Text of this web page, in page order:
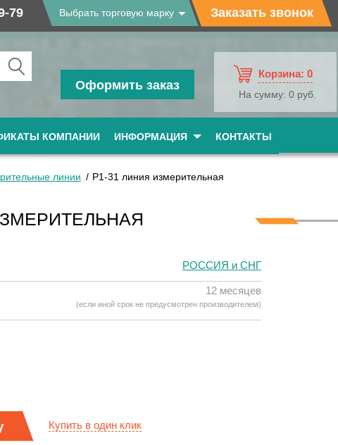
79 Выбрать торговую марку Заказать звонок
Оформить заказ
Корзина: 0
На сумму: 0 руб.
КОМПАНИИ ИНФОРМАЦИЯ КОНТАКТЫ
линии Р1-31 линия измерительная
РОССИЯ и СНГ
12 месяцев
(если иной срок не предусмотрен производителем)
Купить в один клик